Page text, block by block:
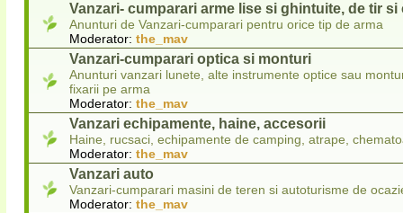
Vanzari- cumparari arme lise si ghintuite, de tir si
Anunturi de Vanzari-cumparari pentru orice tip de arma
Moderator: the_mav
Vanzari-cumparari optica si monturi
Anunturi vanzari lunete, alte instrumente optice sau
fixarii pe arma
Moderator: the_mav
Vanzari echipamente, haine, accesorii
Haine, rucsaci, echipamente de camping, atrape,
Moderator: the_mav
Vanzari auto
Vanzari-cumparari masini de teren si autoturisme de
Moderator: the_mav